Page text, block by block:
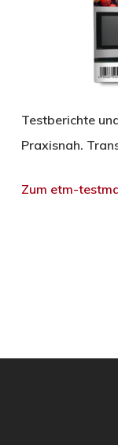
Testberichte
Praxisnah.
Zum etm-